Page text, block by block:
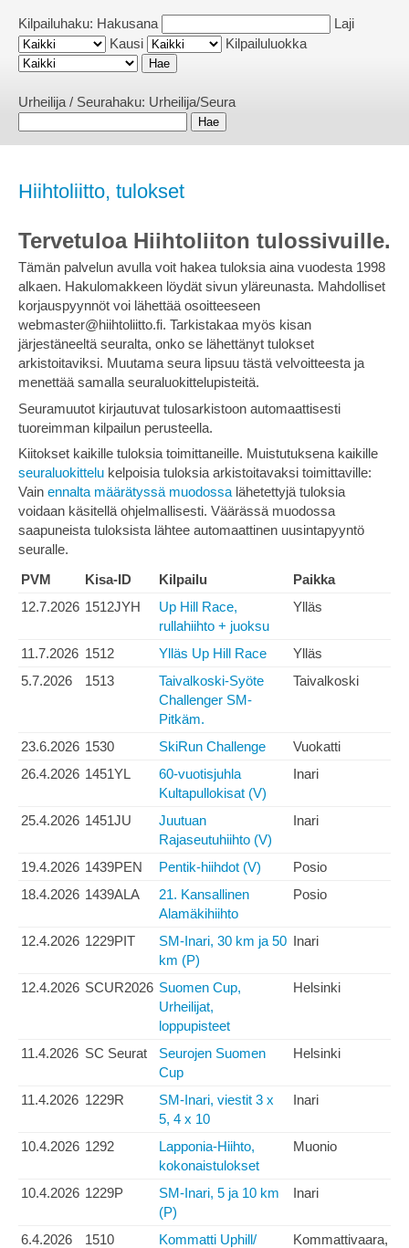
Kilpailuhaku: Hakusana
Laji
Kausi
Kilpailuluokka
Urheilija / Seurahaku: Urheilija/Seura
Hiihtoliitto, tulokset
Tervetuloa Hiihtoliiton tulossivuille.
Tämän palvelun avulla voit hakea tuloksia aina vuodesta 1998
alkaen. Hakulomakkeen löydät sivun yläreunasta. Mahdolliset
korjauspyynnöt voi lähettää osoitteeseen
webmaster@hiihtoliitto.fi. Tarkistakaa myös kisan
järjestäneeltä seuralta, onko se lähettänyt tulokset
arkistoitaviksi. Muutama seura lipsuu tästä velvoitteesta ja
menettää samalla seuraluokittelupisteitä.
Seuramuutot kirjautuvat tulosarkistoon automaattisesti
tuoreimman kilpailun perusteella.
Kiitokset kaikille tuloksia toimittaneille. Muistutuksena kaikille
seuraluokittelu kelpoisia tuloksia arkistoitavaksi toimittaville:
Vain ennalta määrätyssä muodossa lähetettyjä tuloksia
voidaan käsitellä ohjelmallisesti. Väärässä muodossa
saapuneista tuloksista lähtee automaattinen uusintapyyntö
seuralle.
PVM
Kisa-ID Kilpailu
Paikka
12.7.2026 1512JYH
Up Hill Race,
rullahiihto + juoksu
Ylläs
11.7.2026 1512 Ylläs Up Hill Race
Ylläs
5.7.2026
1513
Taivalkoski-Syöte
Challenger SM-
Pitkäm.
Taivalkoski
23.6.2026 1530 SkiRun Challenge
Vuokatti
26.4.2026 1451YL
60-vuotisjuhla
Kultapullokisat (V)
Inari
25.4.2026 1451JU
Juutuan
Rajaseutuhiihto (V)
Inari
19.4.2026 1439PEN Pentik-hiihdot (V)
Posio
18.4.2026 1439ALA
21. Kansallinen
Alamäkihiihto
Posio
12.4.2026 1229PIT
SM-Inari, 30 km ja 50
km (P)
Inari
12.4.2026 SCUR2026 Suomen Cup,
Urheilijat,
loppupisteet
Helsinki
11.4.2026 SC Seurat
Seurojen Suomen
Cup
Helsinki
11.4.2026 1229R
SM-Inari, viestit 3 x
5, 4 x 10
Inari
10.4.2026 1292
Lapponia-Hiihto,
kokonaistulokset
Muonio
10.4.2026 1229P
SM-Inari, 5 ja 10 km
(P)
Inari
6.4.2026 1510
Kommatti Uphill/
Kommattivaara,